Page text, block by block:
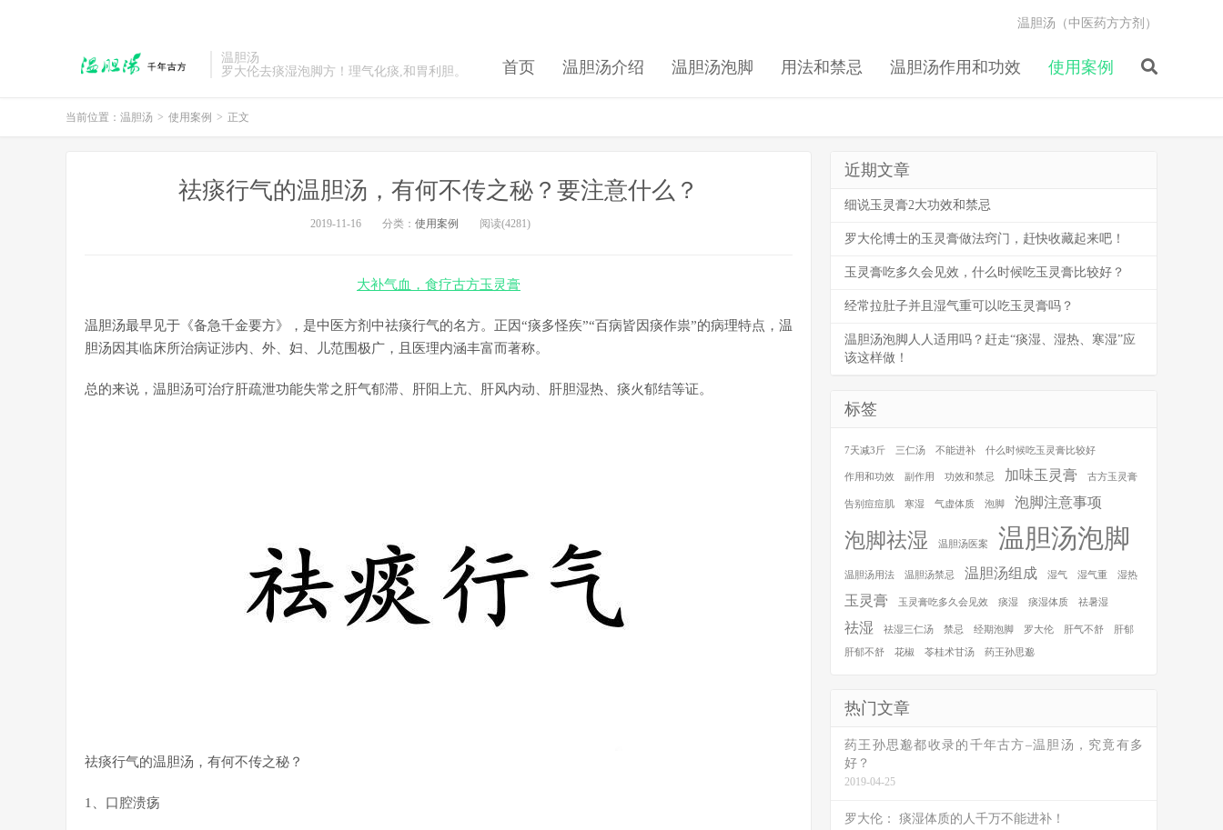
温胆汤
罗大伦去痰湿泡脚方！理气化痰,和胃利胆。
首页 温胆汤介绍 温胆汤泡脚 用法和禁忌 温胆汤作用和功效 使用案例
温胆汤（中医药方方剂）
当前位置： 温胆汤 > 使用案例 > 正文
祛痰行气的温胆汤，有何不传之秘？要注意什么？
2019-11-16 分类： 使用案例 阅读(4281)
大补气血，食疗古方玉灵膏
温胆汤最早见于《备急千金要方》，是中医方剂中祛痰行气的名方。正因“痰多怪疾”“百病皆因痰作祟”的病理特点，温
胆汤因其临床所治病证涉内、外、妇、儿范围极广，且医理内涵丰富而著称。
总的来说，温胆汤可治疗肝疏泄功能失常之肝气郁滞、肝阳上亢、肝风内动、肝胆湿热、痰火郁结等证。
祛痰行气的温胆汤，有何不传之秘？
1、口腔溃疡
近期文章
细说玉灵膏2大功效和禁忌
罗大伦博士的玉灵膏做法窍门，赶快收藏起来吧！
玉灵膏吃多久会见效，什么时候吃玉灵膏比较好？
经常拉肚子并且湿气重可以吃玉灵膏吗？
温胆汤泡脚人人适用吗？赶走“痰湿、湿热、寒湿”应
该这样做！
标签
7天减3斤 三仁汤 不能进补 什么时候吃玉灵膏比较好
作用和功效 副作用 功效和禁忌 加味玉灵膏 古方玉灵膏
告别痘痘肌 寒湿 气虚体质 泡脚 泡脚注意事项
泡脚祛湿 温胆汤医案 温胆汤泡脚
温胆汤用法 温胆汤禁忌 温胆汤组成 湿气 湿气重 湿热
玉灵膏 玉灵膏吃多久会见效 痰湿 痰湿体质 祛暑湿
祛湿 祛湿三仁汤 禁忌 经期泡脚 罗大伦 肝气不舒 肝郁
肝郁不舒 花椒 苓桂术甘汤 药王孙思邈
热门文章
药王孙思邈都收录的千年古方–温胆汤，究竟有多
好？
2019-04-25
罗大伦： 痰湿体质的人千万不能进补！